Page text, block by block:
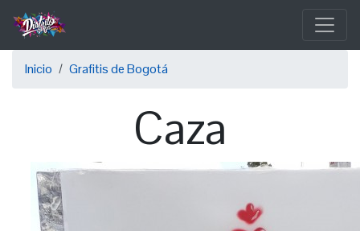
Pasar
contenido
principalSobrescribir
Inicio Grafitis de Bogotá
Caza